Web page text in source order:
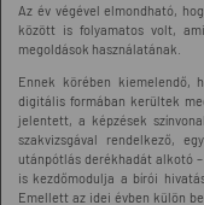
Az év végével elmondható,
között is folyamatos volt,
megoldások használatának.
Ennek körében kiemelendő,
digitális formában kerültek
jelentett, a képzések
szakvizsgával rendelkező,
utánpótlás derékhadát alkotó
is kezdőmodulja a bírói
Emellett az idei évben külön